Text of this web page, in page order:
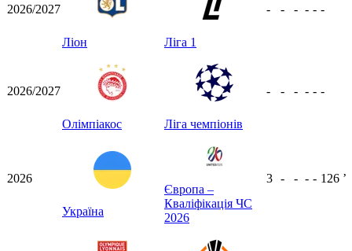
2026/2027
Ліон Ліга 1
- - - - - -
2026/2027
Олімпіакос Ліга чемпіонів
- - - - - -
2026
Україна
Європа –
Кваліфікація ЧС
2026
3 - - - - 126 ʼ